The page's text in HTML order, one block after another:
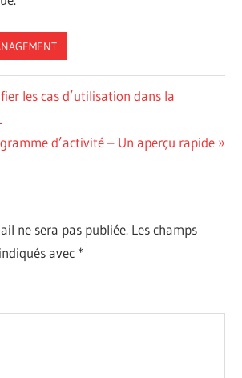
les cas d’utilisation dans la
d’activité – Un aperçu rapide
ne sera pas publiée. Les champs
avec *